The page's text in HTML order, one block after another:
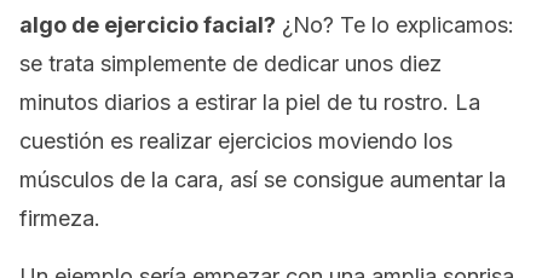
algo de ejercicio facial? ¿No? Te lo explicamos:
se trata simplemente de dedicar unos diez
minutos diarios a estirar la piel de tu rostro. La
cuestión es realizar ejercicios moviendo los
músculos de la cara, así se consigue aumentar la
firmeza.